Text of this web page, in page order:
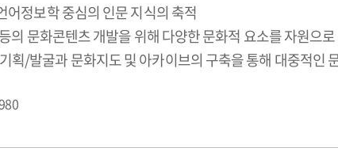
어정보학 중심의 인문 지식의 축적
의 문화콘텐츠 개발을 위해 다양한 문화적 요소를 자원으
획/발굴과 문화지도 및 아카이브의 구축을 통해 대중적인